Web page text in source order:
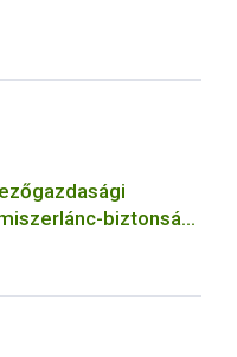
biztonsági
hirdetménye